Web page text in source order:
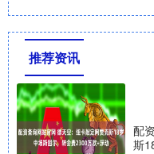
推荐资讯
配
斯